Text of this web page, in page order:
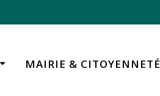
MAIRIE & CITOYENNETÉ